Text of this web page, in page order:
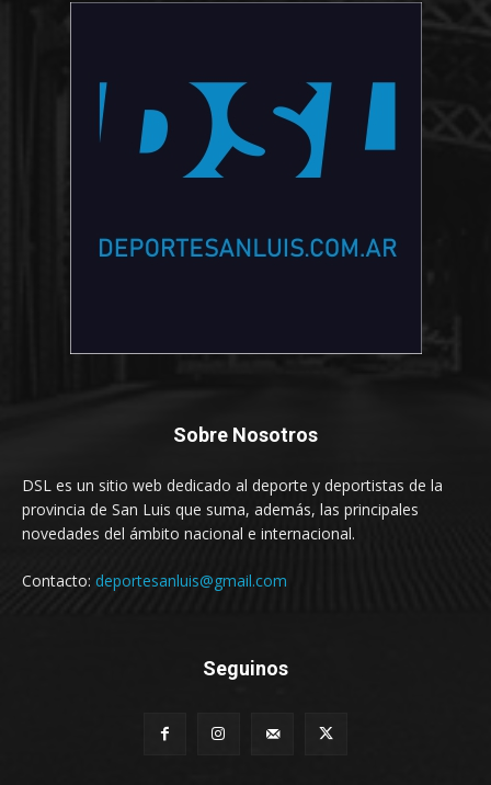
Sobre Nosotros
DSL es un sitio web dedicado al deporte y deportistas de la
provincia de San Luis que suma, además, las principales
novedades del ámbito nacional e internacional.
Contacto: deportesanluis@gmail.com
Seguinos